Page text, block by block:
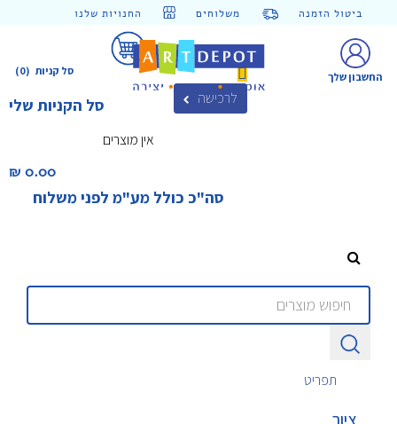
ביטול הזמנה משלוחים החנויות שלנו
(0) סל קניות
סל הקניות שלי לרכישה
אין מוצרים
0.00 ₪‎
סה"כ כולל מע"מ לפני משלוח
החשבון שלך
תפריט